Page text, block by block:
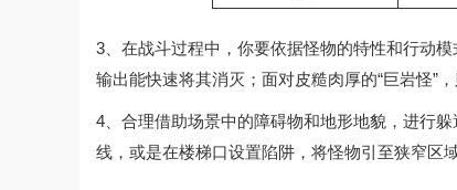
3、在战斗过程中，你要依据怪物的特性和行动
输出能快速将其消灭；面对皮糙肉厚的“巨岩怪”
4、合理借助场景中的障碍物和地形地貌，进行
线，或是在楼梯口设置陷阱，将怪物引至狭窄区